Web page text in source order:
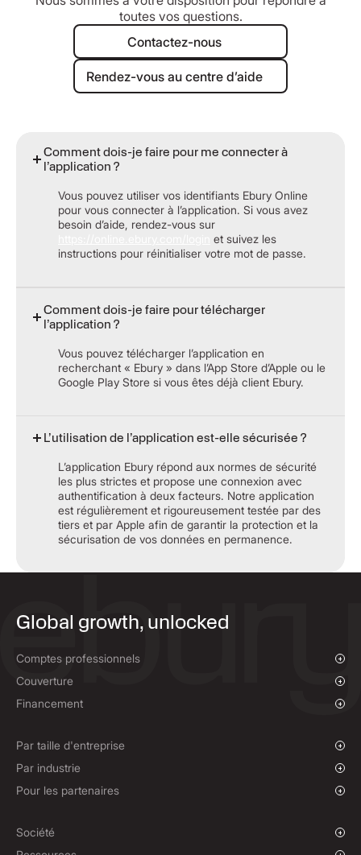
toutes vos questions.
Contactez-nous
Contactez-nous
Rendez-vous au centre d’aide
Rendez-vous au centre d’aide
Comment dois-je faire pour me connecter à
l’application ?
Vous pouvez utiliser vos identifiants Ebury Online
pour vous connecter à l’application. Si vous avez
besoin d’aide, rendez-vous sur
et suivez les
instructions pour réinitialiser votre mot de passe.
Comment dois-je faire pour télécharger
l’application ?
Vous pouvez télécharger l’application en
recherchant « Ebury » dans l’App Store d’Apple ou le
Google Play Store si vous êtes déjà client Ebury.
L’utilisation de l’application est-elle sécurisée ?
L’application Ebury répond aux normes de sécurité
les plus strictes et propose une connexion avec
authentification à deux facteurs. Notre application
est régulièrement et rigoureusement testée par des
tiers et par Apple afin de garantir la protection et la
sécurisation de vos données en permanence.
Global growth, unlocked
Comptes professionnels
Aperçu
Paiements et comptes de collecte
Couverture
Aperçu
Contrats à terme
Politiques de couverture
Financement
Par taille d'entreprise
Entreprises en croissance
Entreprise
Par industrie
Organisations caritatives et ONG
E-commerce
Pour les partenaires
Solution en marque blanche
Société